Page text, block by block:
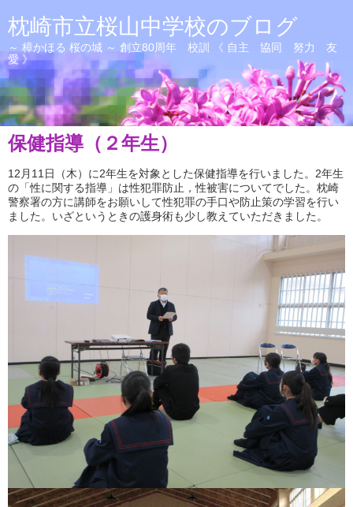
枕崎市立桜山中学校のブログ
～ 樟かほる 桜の城 ～ 創立80周年 校訓 《 自主 協同 努力 友
愛 》
保健指導（２年生）
12月11日（木）に2年生を対象とした保健指導を行いました。2年生
の「性に関する指導」は性犯罪防止，性被害についてでした。枕崎
警察署の方に講師をお願いして性犯罪の手口や防止策の学習を行い
ました。いざというときの護身術も少し教えていただきました。